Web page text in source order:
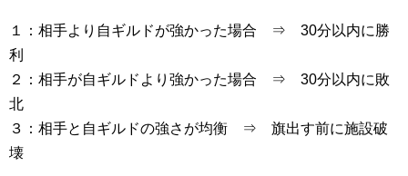
１：相手より自ギルドが強かった場合 ⇒ 30分以内に勝
利
２：相手が自ギルドより強かった場合 ⇒ 30分以内に敗
北
３：相手と自ギルドの強さが均衡 ⇒ 旗出す前に施設破
壊